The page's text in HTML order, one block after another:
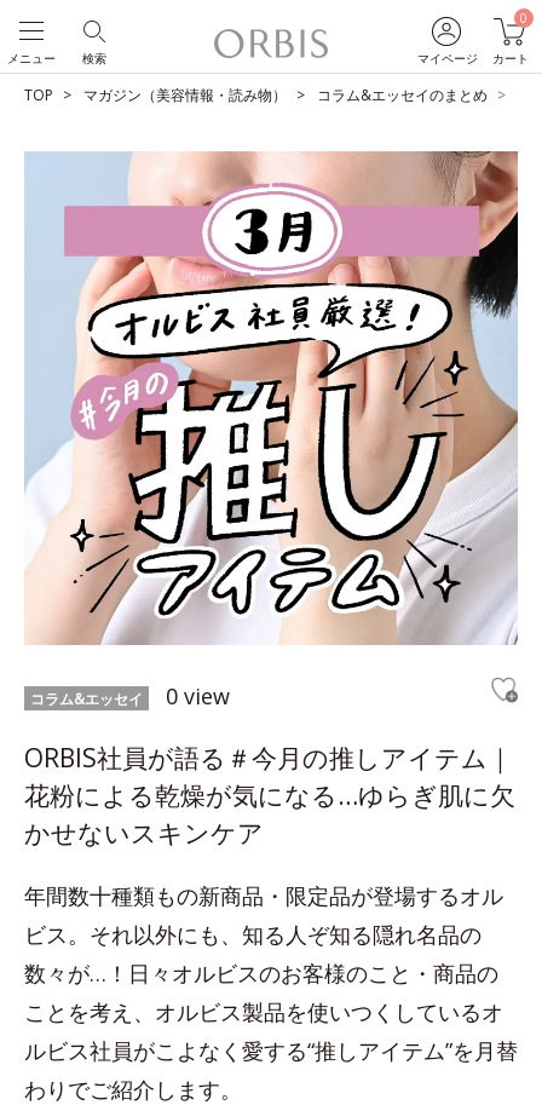
マイページ
0
カート
検索
メニュー
TOP マガジン（美容情報・読み物） コラム&エッセイのまとめ
コラム&エッセイ 0 view
ORBIS社員が語る＃今月の推しアイテム｜
花粉による乾燥が気になる…ゆらぎ肌に欠
かせないスキンケア
年間数十種類もの新商品・限定品が登場するオル
ビス。それ以外にも、知る人ぞ知る隠れ名品の
数々が…！日々オルビスのお客様のこと・商品の
ことを考え、オルビス製品を使いつくしているオ
ルビス社員がこよなく愛する“推しアイテム”を月替
わりでご紹介します。